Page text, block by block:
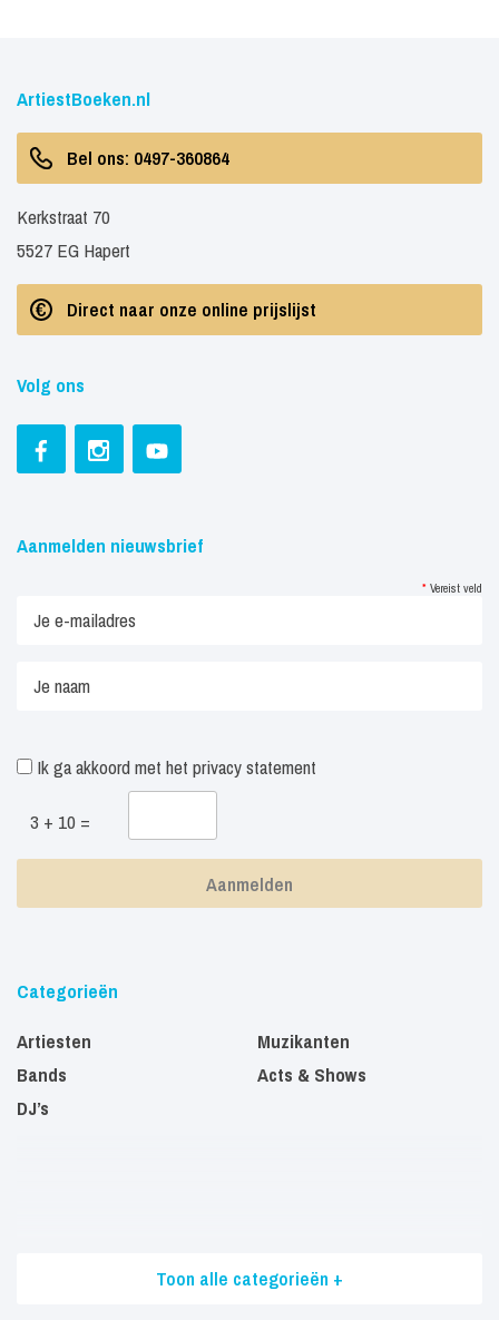
ArtiestBoeken.nl
Bel ons: 0497-360864
Kerkstraat 70
5527 EG Hapert
Direct naar onze online prijslijst
Volg ons
Aanmelden nieuwsbrief
* Vereist veld
Ik ga akkoord met het privacy statement
3 + 10 =
Categorieën
Artiesten
Bands
DJ’s
Muzikanten
Acts & Shows
Toon alle categorieën +